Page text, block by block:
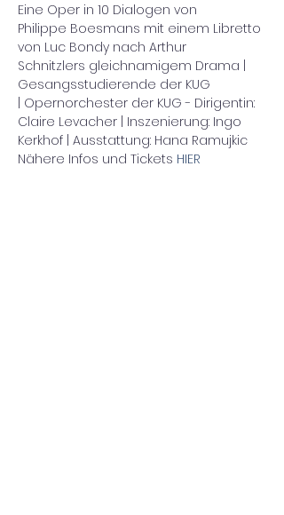
Eine Oper in 10 Dialogen von
Philippe Boesmans mit einem Libretto
von Luc Bondy nach Arthur
Schnitzlers gleichnamigem Drama |
Gesangsstudierende der KUG
| Opernorchester der KUG - Dirigentin:
Claire Levacher | Inszenierung: Ingo
Kerkhof | Ausstattung: Hana Ramujkic
Nähere Infos und Tickets HIER